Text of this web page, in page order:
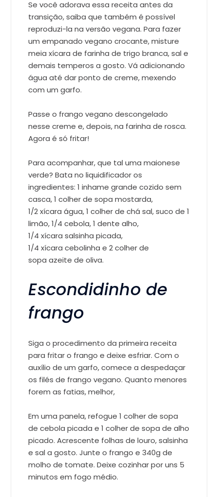
Se você adorava essa receita antes da
transição, saiba que também é possível
reproduzi-la na versão vegana. Para fazer
um empanado vegano crocante, misture
meia xícara de farinha de trigo branca, sal e
demais temperos a gosto. Vá adicionando
água até dar ponto de creme, mexendo
com um garfo.
Passe o frango vegano descongelado
nesse creme e, depois, na farinha de rosca.
Agora é só fritar!
Para acompanhar, que tal uma maionese
verde? Bata no liquidificador os
ingredientes: 1inhame grande cozido sem
casca, 1 colher de sopa mostarda,
1/2 xícara água,1 colher de chá sal, suco de 1
limão, 1/4 cebola,1 dente alho,
1/4 xícara salsinha picada,
1/4 xícara cebolinha e2 colher de
sopa azeite de oliva.
Escondidinho de
frango
Siga o procedimento da primeira receita
para fritar o frango e deixe esfriar. Com o
auxílio de um garfo, comece a despedaçar
os filés de frango vegano. Quanto menores
forem as fatias, melhor,
Em uma panela, refogue 1 colher de sopa
de cebola picada e 1 colher de sopa de alho
picado. Acrescente folhas de louro, salsinha
e sal a gosto. Junte o frango e 340g de
molho de tomate. Deixe cozinhar por uns 5
minutos em fogo médio.